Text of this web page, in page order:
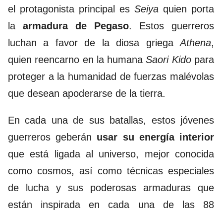
el protagonista principal es Seiya quien porta
la armadura de Pegaso. Estos guerreros
luchan a favor de la diosa griegaAthena,
quien reencarno en la humanaSaori Kidopara
proteger a la humanidad de fuerzas malévolas
que desean apoderarse de la tierra.
En cada una de sus batallas, estos jóvenes
guerreros geberán usar su energía interior
que está ligada al universo, mejor conocida
como cosmos, así como técnicas especiales
de lucha y sus poderosas armaduras que
están inspirada en cada una de las 88